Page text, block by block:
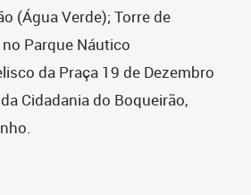
(Água Verde); Torre de
Parque Náutico
da Praça 19 de Dezembro
Cidadania do Boqueirão,